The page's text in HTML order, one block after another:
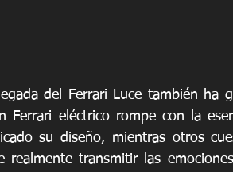
del Ferrari Luce también ha
Ferrari eléctrico rompe con la
su diseño, mientras otros
realmente transmitir las